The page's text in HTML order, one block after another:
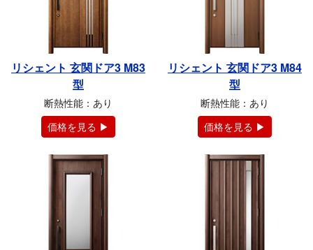
リシェント 玄関ドア3 M83
型
断熱性能：あり
価格を見る ▶
リシェント 玄関ドア3 M84
型
断熱性能：あり
価格を見る ▶